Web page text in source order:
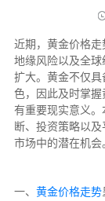
近期，黄金价格
地缘风险以及全
扩大。黄金不仅
色，因此及时掌
有重要现实意义。
断、投资策略以
市场中的潜在机会
一、 黄金价格走势